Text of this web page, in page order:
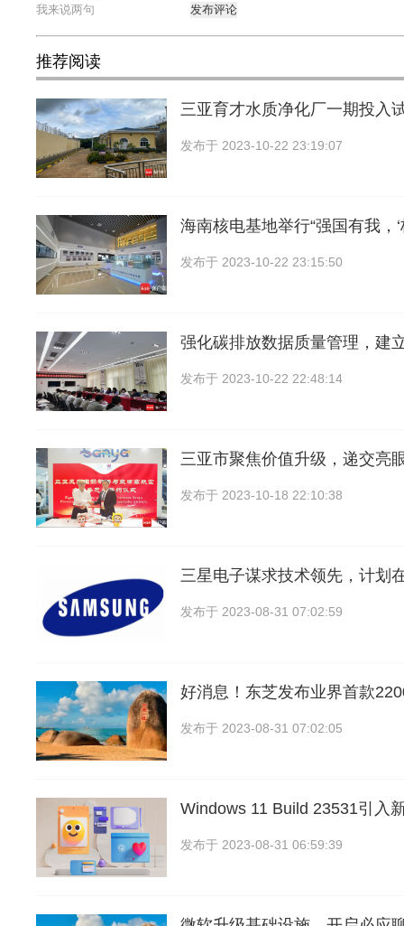
发布评论
推荐阅读
三亚育才水质净化厂一期投入
发布于 2023-10-22 23:19:07
海南核电基地举行“强国有我，‘
发布于 2023-10-22 23:15:50
强化碳排放数据质量管理，建
发布于 2023-10-22 22:48:14
三亚市聚焦价值升级，递交亮
发布于 2023-10-18 22:10:38
三星电子谋求技术领先，计划
发布于 2023-08-31 07:02:59
好消息！东芝发布业界首款
发布于 2023-08-31 07:02:05
Windows 11 Build 23531引入
发布于 2023-08-31 06:59:39